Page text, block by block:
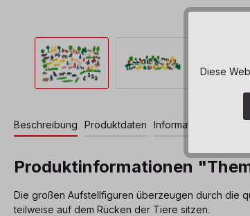
Beschreibung Produktdaten Informationen und
Produktinformationen
Die großen Aufstellfiguren überzeugen durch die
teilweise auf dem Rücken der Tiere sitzen.
Diese